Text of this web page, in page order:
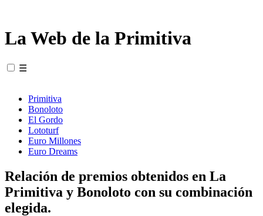
La Web de la Primitiva
☰
Primitiva
Bonoloto
El Gordo
Lototurf
Euro Millones
Euro Dreams
Relación de premios obtenidos en La
Primitiva y Bonoloto con su combinación
elegida.